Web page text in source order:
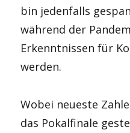
bin jedenfalls
während der
Erkenntnissen für
werden.
Wobei neueste
das Pokalfinale